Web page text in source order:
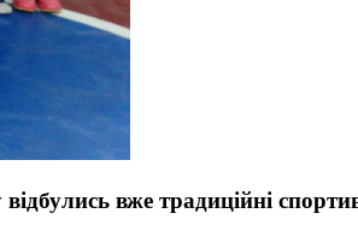
вже традиційні